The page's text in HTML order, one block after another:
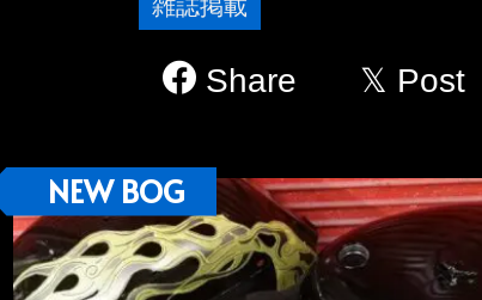
Share Post
NEW BOG